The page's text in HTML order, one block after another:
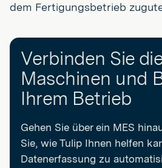
dem Fertigungsbetrieb
Verbinden Sie
Maschinen und
Ihrem Betrieb
Gehen Sie über ein MES
Sie, wie Tulip Ihnen helfen
Datenerfassung zu